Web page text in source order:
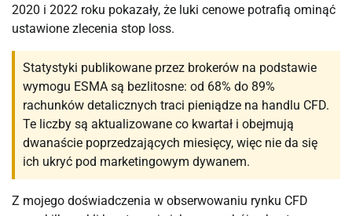
2020 i 2022 roku pokazały, że luki cenowe potrafią ominąć
ustawione zlecenia stop loss.
Statystyki publikowane przez brokerów na podstawie
wymogu ESMA są bezlitosne: od 68% do 89%
rachunków detalicznych traci pieniądze na handlu CFD.
Te liczby są aktualizowane co kwartał i obejmują
dwanaście poprzedzających miesięcy, więc nie da się
ich ukryć pod marketingowym dywanem.
Z mojego doświadczenia w obserwowaniu rynku CFD